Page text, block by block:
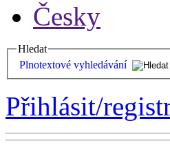
Česky
Hledat
Plnotextové vyhledávání
Přihlásit/